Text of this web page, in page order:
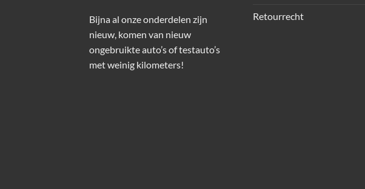
Bijna al onze onderdelen zijn
nieuw, komen van nieuw
ongebruikte auto’s of testauto’s
met weinig kilometers!
Retourrecht